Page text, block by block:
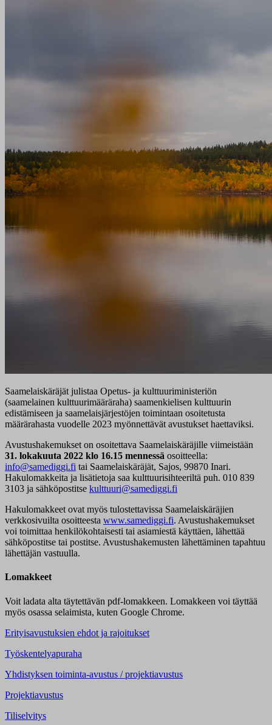
Saamelaiskäräjät julistaa Opetus- ja kulttuuriministeriön
(saamelainen kulttuurimääräraha) saamenkielisen kulttuurin
edistämiseen ja saamelaisjärjestöjen toimintaan osoitetusta
määrärahasta vuodelle 2023 myönnettävät avustukset haettaviksi.
Avustushakemukset on osoitettava Saamelaiskäräjille viimeistään
31. lokakuuta 2022 klo 16.15 mennessä osoitteella:
info@samediggi.fi tai Saamelaiskäräjät, Sajos, 99870 Inari.
Hakulomakkeita ja lisätietoja saa kulttuurisihteeriltä puh. 010 839
3103 ja sähköpostitse kulttuuri@samediggi.fi
Hakulomakkeet ovat myös tulostettavissa Saamelaiskäräjien
verkkosivuilta osoitteesta www.samediggi.fi. Avustushakemukset
voi toimittaa henkilökohtaisesti tai asiamiestä käyttäen, lähettää
sähköpostitse tai postitse. Avustushakemusten lähettäminen tapahtuu
lähettäjän vastuulla.
Lomakkeet
Voit ladata alta täytettävän pdf-lomakkeen. Lomakkeen voi täyttää
myös osassa selaimista, kuten Google Chrome.
Erityisavustuksien ehdot ja rajoitukset
Työskentelyapuraha
Yhdistyksen toiminta-avustus / projektiavustus
Projektiavustus
Tiliselvitys